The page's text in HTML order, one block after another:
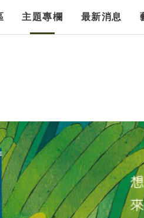
主題專欄 最新消息